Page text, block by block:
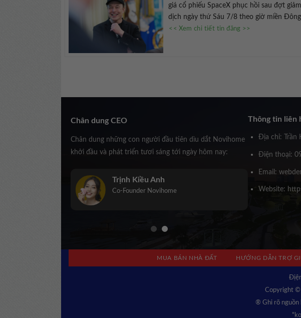
giá cổ phiếu SpaceX phục hồi sau đợt
dịch ngày thứ Sáu 7/8 theo giờ miền
<< Xem chi tiết tin đăng >>
Chân dung CEO
Chân dung những con người đầu tiên dìu dắt Novihome
khởi đầu và phát triển tươi sáng tới ngày hôm nay:
Founder
Trịnh Kiều Anh
Co-Founder Novihome
Thông tin liên
Địa chỉ: Trần
Điện thoại:
Email:
Website:
MUA BÁN NHÀ ĐẤT HƯỚNG DẪN TRỢ
Copyright ©
® Ghi rõ nguồn